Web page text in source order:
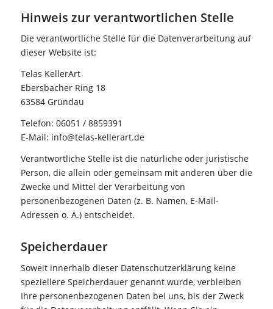
Hinweis zur verantwortlichen Stelle
Die verantwortliche Stelle für die Datenverarbeitung auf
dieser Website ist:
Telas KellerArt
Ebersbacher Ring 18
63584 Gründau
Telefon: 06051 / 8859391
E-Mail: info@telas-kellerart.de
Verantwortliche Stelle ist die natürliche oder juristische
Person, die allein oder gemeinsam mit anderen über die
Zwecke und Mittel der Verarbeitung von
personenbezogenen Daten (z. B. Namen, E-Mail-
Adressen o. Ä.) entscheidet.
Speicherdauer
Soweit innerhalb dieser Datenschutzerklärung keine
speziellere Speicherdauer genannt wurde, verbleiben
Ihre personenbezogenen Daten bei uns, bis der Zweck